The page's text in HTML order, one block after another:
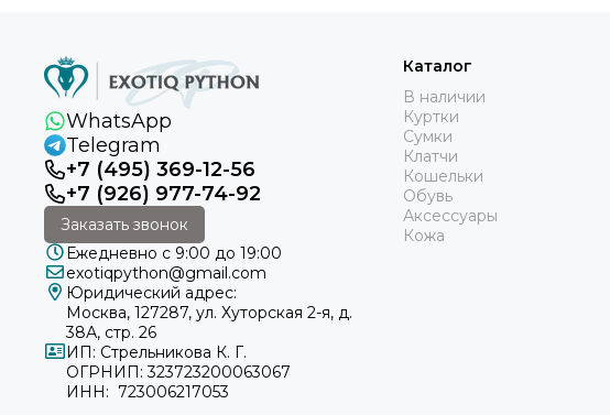
WhatsApp
Telegram
+7 (495) 369-12-56
+7 (926) 977-74-92
Заказать звонок
Ежедневно с 9:00 до 19:00
exotiqpython@gmail.com
Юридический адрес:
Москва, 127287, ул. Хуторская 2-я, д.
38А, стр. 26
ИП: Стрельникова К. Г.
ОГРНИП: 323723200063067
ИНН: 723006217053
Каталог
В наличии
Куртки
Сумки
Клатчи
Кошельки
Обувь
Аксессуары
Кожа